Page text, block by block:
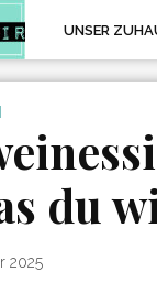
UNSER
du
2025